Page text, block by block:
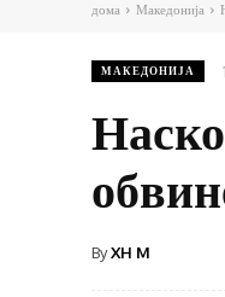
дома Македонија
МАКЕДОНИЈА
ByXH M